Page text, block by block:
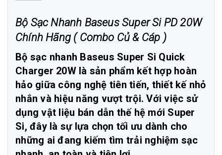
Bộ Sạc Nhanh Baseus Super Si PD 20W
Chính Hãng ( Combo Củ & Cáp )
Bộ sạc nhanh Baseus Super Si Quick
Charger 20W là sản phẩm kết hợp hoàn
hảo giữa công nghệ tiên tiến, thiết kế nhỏ
nhắn và hiệu năng vượt trội. Với việc sử
dụng vật liệu bán dẫn thế hệ mới Super
Si, đây là sự lựa chọn tối ưu dành cho
những ai đang kiếm tìm trải nghiệm sạc